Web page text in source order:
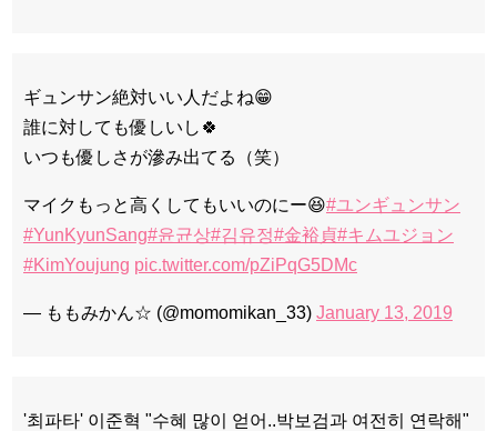
ギュンサン絶対いい人だよね😁
誰に対しても優しいし🍀
いつも優しさが滲み出てる（笑）
マイクもっと高くしてもいいのにー😆#ユンギュンサン
#YunKyunSang#윤균상#김유정#金裕貞#キムユジョン
#KimYoujung pic.twitter.com/pZiPqG5DMc
— ももみかん☆ (@momomikan_33) January 13, 2019
'최파타' 이준혁 "수혜 많이 얻어..박보검과 여전히 연락해"